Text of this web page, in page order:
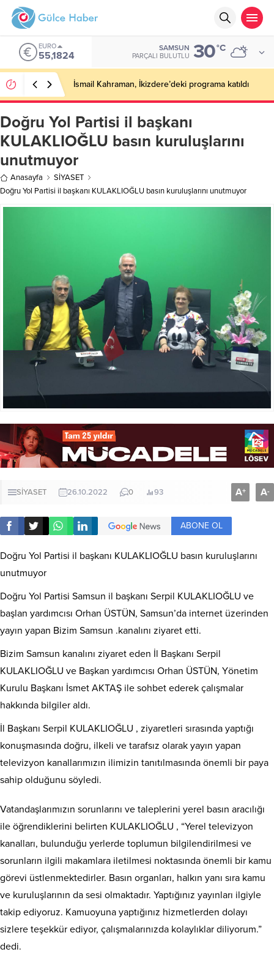
EURO
55,1824
SAMSUN
PARÇALI BULUTLU 30°C
İsmail Kahraman, İkizdere’deki programa katıldı
Doğru Yol Partisi il başkanı
KULAKLIOĞLU basın kuruluşlarını
unutmuyor
Anasayfa
SİYASET
Doğru Yol Partisi il başkanı KULAKLIOĞLU basın kuruluşlarını unutmuyor
SİYASET 26.10.2022 0 93 A+ A-
ABONE OL
Doğru Yol Partisi il başkanı KULAKLIOĞLU basın kuruluşlarını
unutmuyor
Doğru Yol Partisi Samsun il başkanı Serpil KULAKLIOĞLU ve
başlan yardımcısı Orhan ÜSTÜN, Samsun’da internet üzerinden
yayın yapan Bizim Samsun .kanalını ziyaret etti.
Bizim Samsun kanalını ziyaret eden İl Başkanı Serpil
KULAKLIOĞLU ve Başkan yardımcısı Orhan ÜSTÜN, Yönetim
Kurulu Başkanı İsmet AKTAŞ ile sohbet ederek çalışmalar
hakkında bilgiler aldı.
İl Başkanı Serpil KULAKLIOĞLU , ziyaretleri sırasında yaptığı
konuşmasında doğru, ilkeli ve tarafsız olarak yayın yapan
televizyon kanallarımızın ilimizin tanıtılmasında önemli bir paya
sahip olduğunu söyledi.
Vatandaşlarımızın sorunlarını ve taleplerini yerel basın aracılığı
ile öğrendiklerini belirten KULAKLIOĞLU , “Yerel televizyon
kanalları, bulunduğu yerlerde toplumun bilgilendirilmesi ve
sorunların ilgili makamlara iletilmesi noktasında önemli bir kamu
görevi üstlenmektedirler. Basın organları, halkın yanı sıra kamu
ve kuruluşlarının da sesi olmaktadır. Yaptığınız yayınları ilgiyle
takip ediyoruz. Kamuoyuna yaptığınız hizmetlerden dolayı
sizlere teşekkür ediyor, çalışmalarınızda kolaylıklar diliyorum.”
dedi.